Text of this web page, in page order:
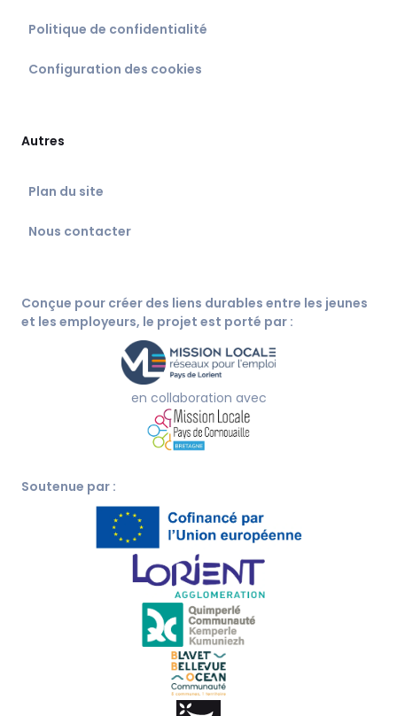
Politique de confidentialité
Configuration des cookies
Autres
Plan du site
Nous contacter
Conçue pour créer des liens durables entre les jeunes
et les employeurs, le projet est porté par :
en collaboration avec
Soutenue par :